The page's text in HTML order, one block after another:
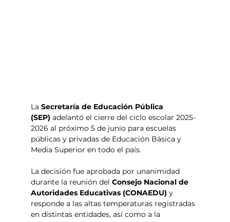
La Secretaría de Educación Pública
(SEP) adelantó el cierre del ciclo escolar 2025-
2026 al próximo 5 de junio para escuelas
públicas y privadas de Educación Básica y
Media Superior en todo el país.
La decisión fue aprobada por unanimidad
durante la reunión del Consejo Nacional de
Autoridades Educativas (CONAEDU) y
responde a las altas temperaturas registradas
en distintas entidades, así como a la